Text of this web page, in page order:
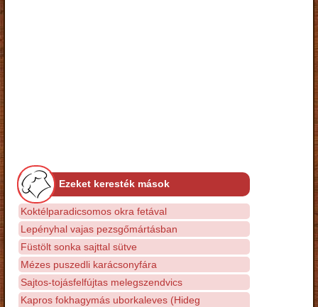
Ezeket keresték mások
Koktélparadicsomos okra fetával
Lepényhal vajas pezsgőmártásban
Füstölt sonka sajttal sütve
Mézes puszedli karácsonyfára
Sajtos-tojásfelfújtas melegszendvics
Kapros fokhagymás uborkaleves (Hideg